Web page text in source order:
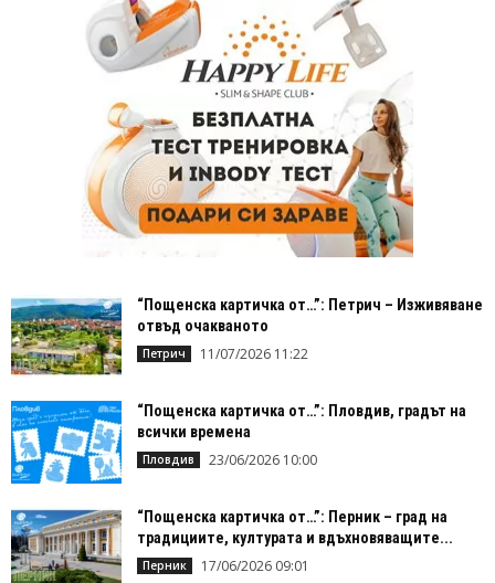
“Пощенска картичка от…”: Петрич – Изживяване
отвъд очакваното
Петрич 11/07/2026 11:22
“Пощенска картичка от…”: Пловдив, градът на
всички времена
Пловдив 23/06/2026 10:00
“Пощенска картичка от…”: Перник – град на
традициите, културата и вдъхновяващите...
Перник 17/06/2026 09:01